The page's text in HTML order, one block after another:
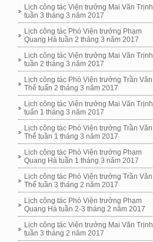
Lịch công tác Viện trưởng Mai Văn Trịnh
tuần 3 tháng 3 năm 2017
Lịch công tác Phó Viện trưởng Phạm
Quang Hà tuần 2 tháng 3 năm 2017
Lịch công tác Viện trưởng Mai Văn Trịnh
tuần 2 tháng 3 năm 2017
Lịch công tác Phó Viện trưởng Trần Văn
Thể tuấn 2 tháng 3 năm 2017
Lịch công tác Viện trưởng Mai Văn Trịnh
tuấn 1 tháng 3 năm 2017
Lịch công tác Phó Viện trưởng Trần Văn
Thể tuần 1 tháng 3 năm 2017
Lịch công tác Phó Viện trưởng Phạm
Quang Hà tuần 1 tháng 3 năm 2017
Lịch công tác Phó Viện trưởng Trần Văn
Thể tuần 3 tháng 2 năm 2017
Lịch công tác Phó Viện trưởng Phạm
Quang Hà tuần 2-3 tháng 2 năm 2017
Lịch công tác Viện trưởng Mai Văn Trịnh
tuần 3 tháng 2 năm 2017